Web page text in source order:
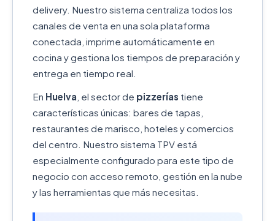
delivery. Nuestro sistema centraliza todos los
canales de venta en una sola plataforma
conectada, imprime automáticamente en
cocina y gestiona los tiempos de preparación y
entrega en tiempo real.
En Huelva , el sector de pizzerías tiene
características únicas: bares de tapas,
restaurantes de marisco, hoteles y comercios
del centro. Nuestro sistema TPV está
especialmente configurado para este tipo de
negocio con acceso remoto, gestión en la nube
y las herramientas que más necesitas.